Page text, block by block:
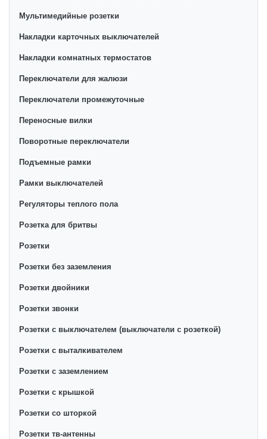
Мультимедийные розетки
Накладки карточных выключателей
Накладки комнатных термостатов
Переключатели для жалюзи
Переключатели промежуточные
Переносные вилки
Поворотные переключатели
Подъемные рамки
Рамки выключателей
Регуляторы теплого пола
Розетка для бритвы
Розетки
Розетки без заземления
Розетки двойники
Розетки звонки
Розетки с выключателем (выключатели с розеткой)
Розетки с выталкивателем
Розетки с заземлением
Розетки с крышкой
Розетки со шторкой
Розетки тв-антенны